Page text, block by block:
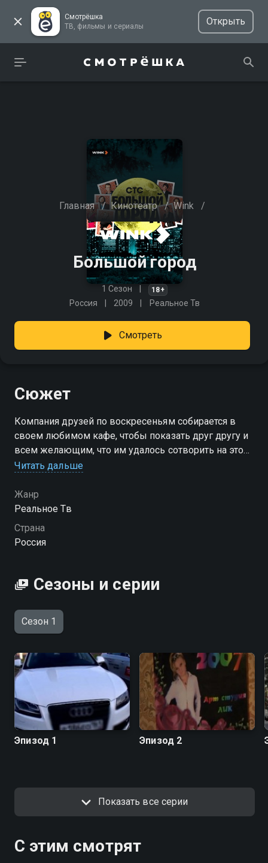
Смотрёшка
ТВ, фильмы и сериалы
Открыть
Главная / Кинотеатр / Wink /
Большой город
1 Сезон 18+
Россия 2009 Реальное Тв
Смотреть
Сюжет
Компания друзей по воскресеньям собирается в
своем любимом кафе, чтобы показать друг другу и
всем желающим, что им удалось сотворить на этой
неделе. Каждый сюжет — специально
действительности, проверка общества на прочность.
Читать дальше
Жанр
Реальное Тв
Страна
Россия
Сезоны и серии
Сезон 1
Эпизод 1 Эпизод 2
Показать все серии
С этим смотрят